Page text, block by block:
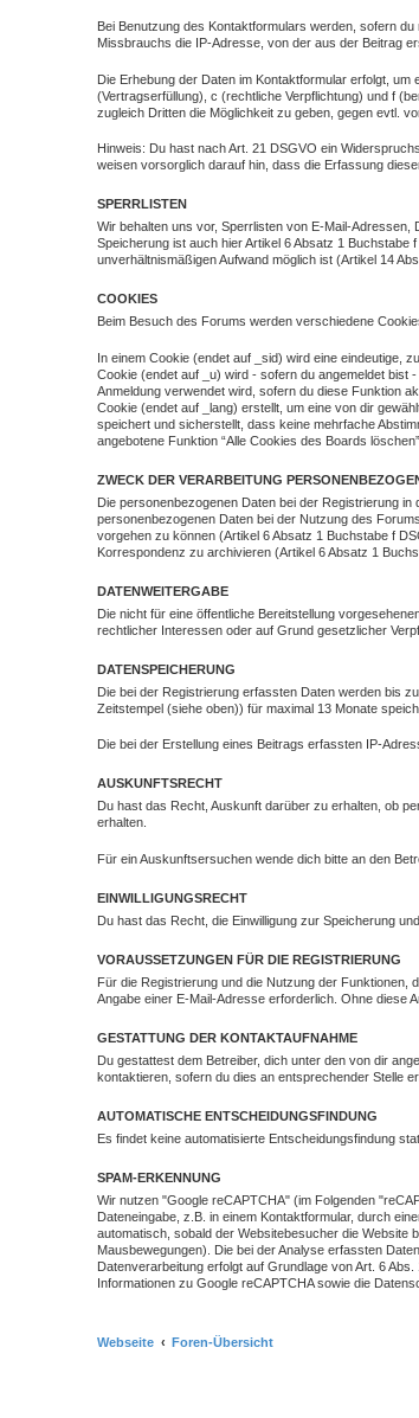
Bei Benutzung des Kontaktformulars werden, sofern
Missbrauchs die IP-Adresse, von der aus der Beitrag
Die Erhebung der Daten im Kontaktformular erfolgt,
(Vertragserfüllung), c (rechtliche Verpflichtung) und f
zugleich Dritten die Möglichkeit zu geben, gegen evtl.
Hinweis: Du hast nach Art. 21 DSGVO ein
weisen vorsorglich darauf hin, dass die Erfassung
SPERRLISTEN
Wir behalten uns vor, Sperrlisten von E-Mail-
Speicherung ist auch hier Artikel 6 Absatz 1
unverhältnismäßigen Aufwand möglich ist (Artikel 14
COOKIES
Beim Besuch des Forums werden verschiedene
In einem Cookie (endet auf _sid) wird eine eindeutige,
Cookie (endet auf _u) wird - sofern du angemeldet bist
Anmeldung verwendet wird, sofern du diese Funktion
Cookie (endet auf _lang) erstellt, um eine von dir
speichert und sicherstellt, dass keine mehrfache
angebotene Funktion “Alle Cookies des Boards
ZWECK DER VERARBEITUNG
Die personenbezogenen Daten bei der Registrierung
personenbezogenen Daten bei der Nutzung des
vorgehen zu können (Artikel 6 Absatz 1 Buchstabe f
Korrespondenz zu archivieren (Artikel 6 Absatz 1
DATENWEITERGABE
Die nicht für eine öffentliche Bereitstellung
rechtlicher Interessen oder auf Grund gesetzlicher
DATENSPEICHERUNG
Die bei der Registrierung erfassten Daten werden bis
Zeitstempel (siehe oben)) für maximal 13 Monate
Die bei der Erstellung eines Beitrags erfassten IP-
AUSKUNFTSRECHT
Du hast das Recht, Auskunft darüber zu erhalten, ob
erhalten.
Für ein Auskunftsersuchen wende dich bitte an den
EINWILLIGUNGSRECHT
Du hast das Recht, die Einwilligung zur Speicherung
VORAUSSETZUNGEN FÜR DIE REGISTRIERUNG
Für die Registrierung und die Nutzung der
Angabe einer E-Mail-Adresse erforderlich. Ohne diese
GESTATTUNG DER KONTAKTAUFNAHME
Du gestattest dem Betreiber, dich unter den von dir
kontaktieren, sofern du dies an entsprechender Stelle
AUTOMATISCHE ENTSCHEIDUNGSFINDUNG
Es findet keine automatisierte Entscheidungsfindung
SPAM-ERKENNUNG
Wir nutzen "Google reCAPTCHA" (im Folgenden
Dateneingabe, z.B. in einem Kontaktformular, durch
automatisch, sobald der Websitebesucher die Website
Mausbewegungen). Die bei der Analyse erfassten
Datenverarbeitung erfolgt auf Grundlage von Art. 6
Informationen zu Google reCAPTCHA sowie die
Webseite Foren-Übersicht